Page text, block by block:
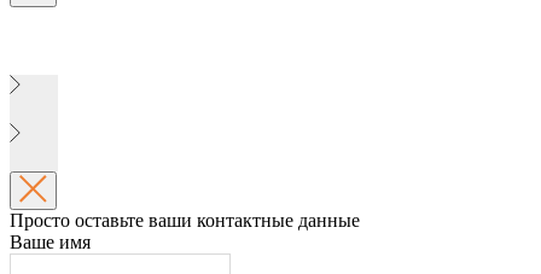
Просто оставьте ваши контактные данные
Ваше имя